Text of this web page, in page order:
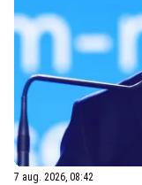
7 aug. 2026, 08:42